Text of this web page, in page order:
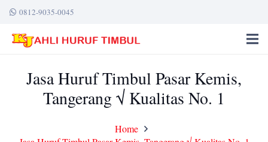
0812-9035-0045
Jasa Huruf Timbul Pasar Kemis,
Tangerang √ Kualitas No. 1
Home